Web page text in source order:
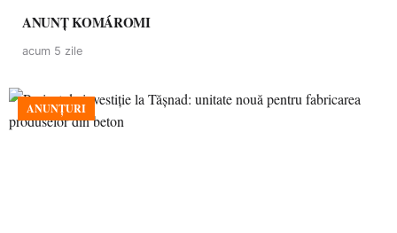
ANUNȚ KOMÁROMI
acum 5 zile
ANUNȚURI